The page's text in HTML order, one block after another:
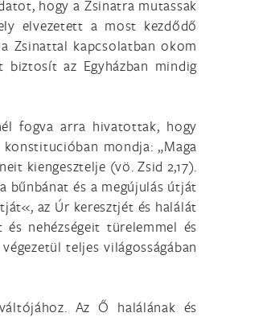
hogy a Zsinatra mutassak
elvezetett a most kezdődő
Zsinattal kapcsolatban okom
az Egyházban mindig
fogva arra hivatottak, hogy
mondja: „Maga
kiengesztelje (vö. Zsid 2,17).
bűnbánat és a megújulás útját
az Úr keresztjét és halálát
nehézségeit türelemmel és
teljes világosságában
Az Ő halálának és